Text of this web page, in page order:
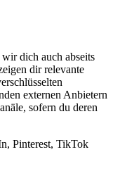
dich auch abseits
dir relevante
externen Anbietern
sofern du deren
Pinterest, TikTok